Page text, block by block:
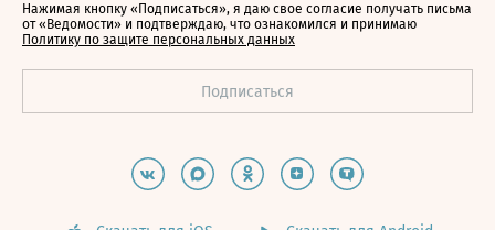
Нажимая кнопку «Подписаться», я даю свое согласие получать письма
от «Ведомости» и подтверждаю, что ознакомился и принимаю
Политику по защите персональных данных